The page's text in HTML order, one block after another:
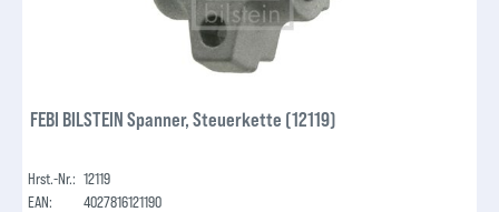
FEBI BILSTEIN Spanner, Steuerkette (12119)
Hrst.-Nr.: 12119
EAN:
4027816121190